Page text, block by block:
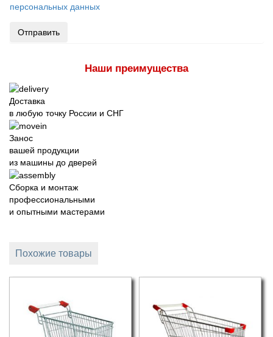
персональных данных
Отправить
Наши преимущества
Доставка
в любую точку России и СНГ
Занос
вашей продукции
из машины до дверей
Сборка и монтаж
профессиональными
и опытными мастерами
Похожие товары